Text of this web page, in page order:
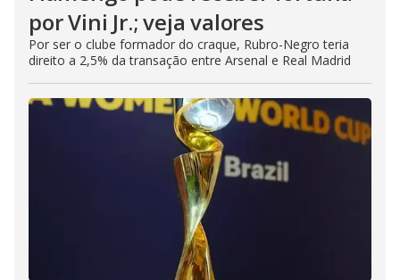
por Vini Jr.; veja valores
Por ser o clube formador do craque, Rubro-Negro teria
direito a 2,5% da transação entre Arsenal e Real Madrid